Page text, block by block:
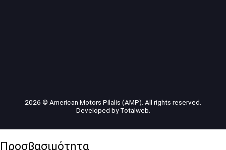
2026 © American Motors Pilalis (AMP). All rights reserved.
Developed byTotalweb
Προσβασιμότητα